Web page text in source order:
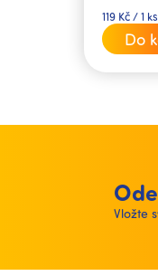
Měrná
cena:
119 Kč / 1 ks
Do
Vložte